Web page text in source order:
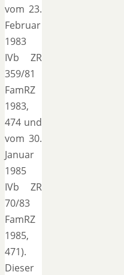
vom 23.
Februar
1983
IVb ZR
359/81
FamRZ
1983,
474 und
vom 30.
Januar
1985
IVb ZR
70/83
FamRZ
1985,
471).
Dieser